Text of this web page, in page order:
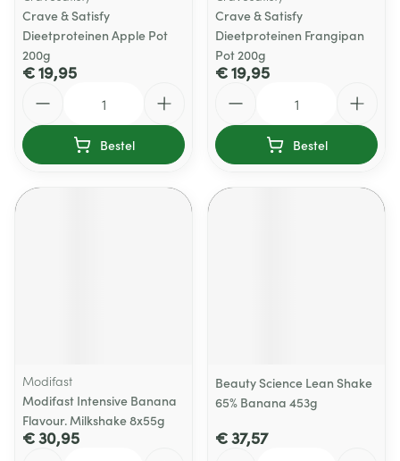
Crave & Satisfy
Dieetproteinen Apple Pot
200g
€ 19,95
Bestel
Crave & Satisfy
Dieetproteinen Frangipan
Pot 200g
€ 19,95
Bestel
Modifast
Modifast Intensive Banana
Flavour. Milkshake 8x55g
€ 30,95
Beauty Science Lean Shake
65% Banana 453g
€ 37,57